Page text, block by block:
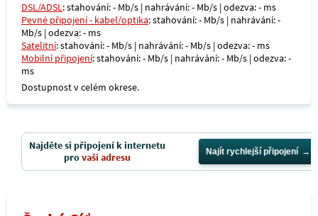
DSL/ADSL: stahování: - Mb/s | nahrávání: - Mb/s | odezva: - ms
Pevné připojení - kabel/optika: stahování: - Mb/s | nahrávání: -
Mb/s | odezva: - ms
Satelitní: stahování: - Mb/s | nahrávání: - Mb/s | odezva: - ms
Mobilní připojení: stahování: - Mb/s | nahrávání: - Mb/s | odezva: -
ms
Dostupnost v celém okrese.
Najděte si připojení k internetu
provaši adresu Najít rychlejší připojení